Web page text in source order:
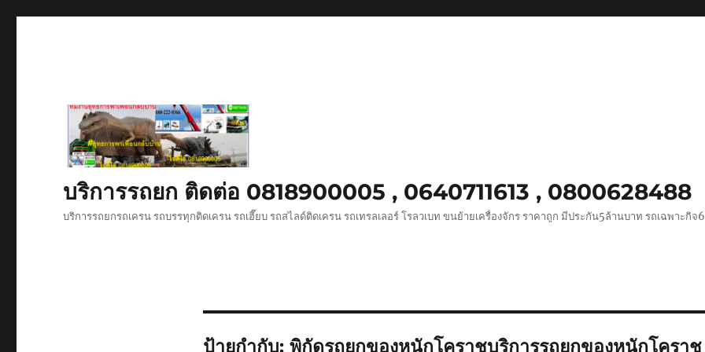
บริการรถยก ติดต่อ 0818900005 , 0640711613 , 0800628488
บริการรถยกรถเครน รถบรรทุกติดเครน รถเฮี๊ยบ รถสไลด์ติดเครน รถเทรลเลอร์ โรลวเบท ขนย้ายเครื่องจักร ราคาถูก มีประกัน5ล้านบาท รถเฉพาะกิจ
ป้ายกำกับ: พิกัดรถยกของหนักโคราชบริการรถยกของหนักโคราช